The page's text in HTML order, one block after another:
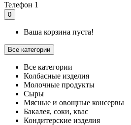
Телефон 1
0
Ваша корзина пуста!
Все категории
Все категории
Колбасные изделия
Молочные продукты
Сыры
Мясные и овощные консервы
Бакалея, соки, квас
Кондитерские изделия